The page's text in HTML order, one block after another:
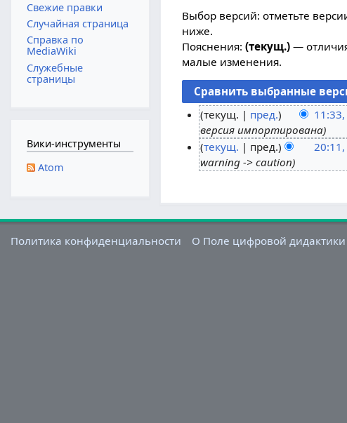
Выбор версий: отметьте
ниже.
Пояснения:(текущ.) —
малые изменения.
1
текущ. пред.
версия импортирована
текущ. пред.
warning -> caution
Свежие правки
Случайная страница
Справка по
MediaWiki
Служебные
страницы
Вики-инструменты
Atom
Политика конфиденциальности О Поле цифровой дидактики